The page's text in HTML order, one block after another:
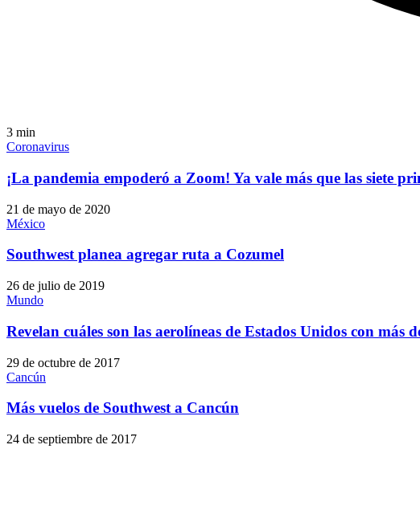
3 min
Coronavirus
¡La pandemia empoderó a Zoom! Ya vale más que las siete
21 de mayo de 2020
México
Southwest planea agregar ruta a Cozumel
26 de julio de 2019
Mundo
Revelan cuáles son las aerolíneas de Estados Unidos con más
29 de octubre de 2017
Cancún
Más vuelos de Southwest a Cancún
24 de septiembre de 2017